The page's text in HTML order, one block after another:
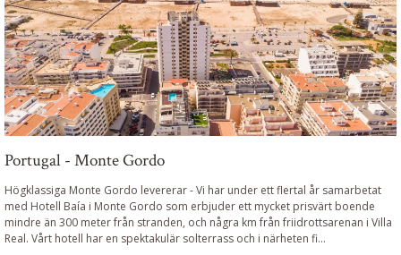
Portugal - Monte Gordo
Högklassiga Monte Gordo levererar-Vi har under ett flertal år samarbetat
med Hotell Baía i Monte Gordo som erbjuder ett mycket prisvärt boende
mindre än 300 meter från stranden, och några km från friidrottsarenan i Villa
Real. Vårt hotell har en spektakulär solterrass och i närheten fi...